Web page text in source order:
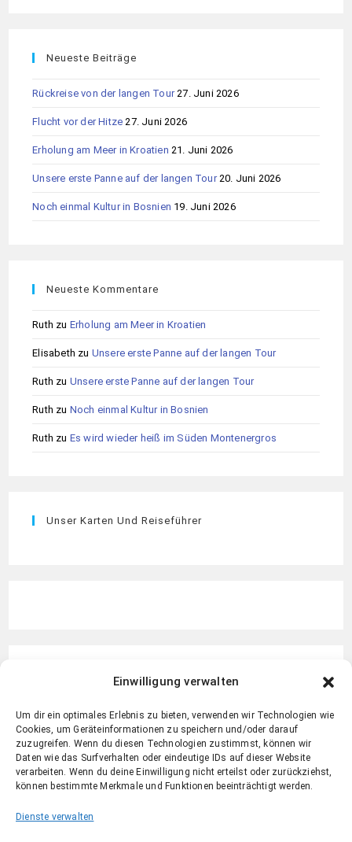
Einwilligung verwalten
Um dir ein optimales Erlebnis zu bieten, verwenden wir Technologien wie
Cookies, um Geräteinformationen zu speichern und/oder darauf
zuzugreifen. Wenn du diesen Technologien zustimmst, können wir
Daten wie das Surfverhalten oder eindeutige IDs auf dieser Website
verarbeiten. Wenn du deine Einwilligung nicht erteilst oder zurückziehst,
können bestimmte Merkmale und Funktionen beeinträchtigt werden.
Dienste verwalten
Neueste Beiträge
Rückreise von der langen Tour 27. Juni 2026
Flucht vor der Hitze 27. Juni 2026
Erholung am Meer in Kroatien 21. Juni 2026
Unsere erste Panne auf der langen Tour 20. Juni 2026
Noch einmal Kultur in Bosnien 19. Juni 2026
Neueste Kommentare
Ruth zu Erholung am Meer in Kroatien
Elisabeth zu Unsere erste Panne auf der langen Tour
Ruth zu Unsere erste Panne auf der langen Tour
Ruth zu Noch einmal Kultur in Bosnien
Ruth zu Es wird wieder heiß im Süden Montenergros
Unser Karten Und Reiseführer